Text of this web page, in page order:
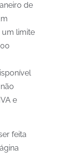
de
um limite
e
feita